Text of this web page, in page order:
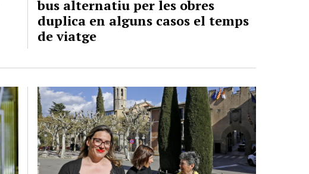
bus alternatiu per les obres
duplica en alguns casos el temps
de viatge